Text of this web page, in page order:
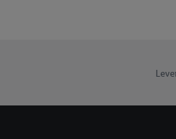
de bewaartermijn van de gegevens